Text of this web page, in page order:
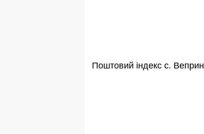
Поштовий індекс с. Веприн